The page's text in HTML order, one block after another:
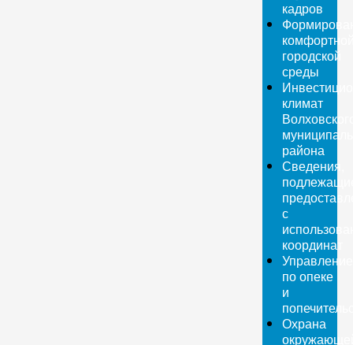
кадров
городской
среды
климат
района
Сведения,
с
координат
Управление
по опеке
и
Охрана